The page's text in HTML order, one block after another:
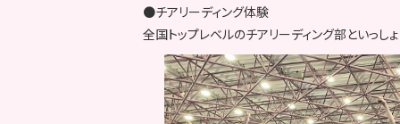
●チアリーディング体験
全国トップレベルのチアリーディング部といっし